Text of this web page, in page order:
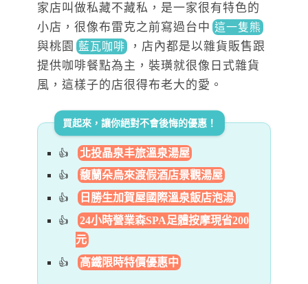
家店叫做私藏不藏私，是一家很有特色的
小店，很像布雷克之前寫過台中 這一隻熊
與桃園 藍瓦咖啡 ， 店內都是以雜貨販售跟
提供咖啡餐點為主，裝璜就很像日式雜貨
風，這樣子的店很得布老大的愛。
買起來，讓你絕對不會後悔的優惠！
北投晶泉丰旅溫泉湯屋
馥蘭朵烏來渡假酒店景觀湯屋
日勝生加賀屋國際溫泉飯店泡湯
24小時營業森SPA足體按摩現省200
元
高鐵限時特價優惠中